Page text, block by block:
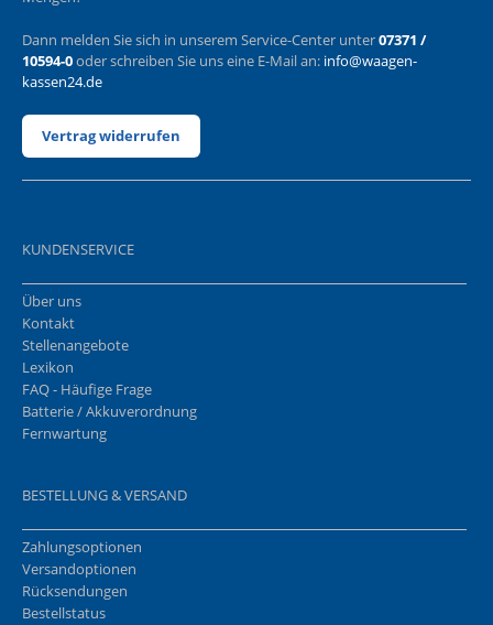
Dann melden Sie sich in unserem Service-Center unter07371 /
10594-0oder schreiben Sie uns eine E-Mail an: info@waagen-
kassen24.de
Vertrag widerrufen
KUNDENSERVICE
Über uns
Kontakt
Stellenangebote
Lexikon
FAQ - Häufige Frage
Batterie / Akkuverordnung
Fernwartung
BESTELLUNG & VERSAND
Zahlungsoptionen
Versandoptionen
Rücksendungen
Bestellstatus